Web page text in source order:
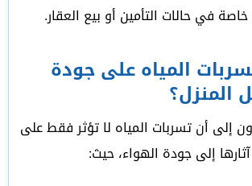
في حالات التأمين أو بيع العقار.
المياه على جودة
المنزل؟
إلى أن تسربات المياه لا تؤثر فقط على
إلى جودة الهواء، حيث: